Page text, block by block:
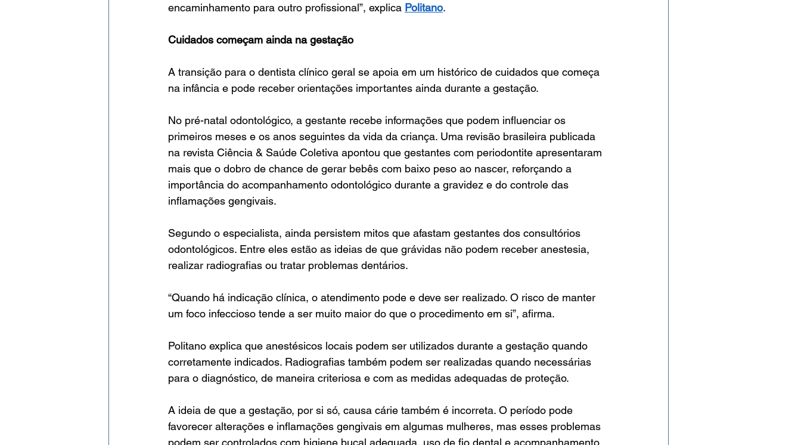
encaminhamento para outro profissional”, explica Politano.
Cuidados começam ainda na gestação
A transição para o dentista clínico geral se apoia em um histórico de cuidados que começa
na infância e pode receber orientações importantes ainda durante a gestação.
No pré-natal odontológico, a gestante recebe informações que podem influenciar os
primeiros meses e os anos seguintes da vida da criança. Uma revisão brasileira publicada
na revista Ciência & Saúde Coletiva apontou que gestantes com periodontite apresentaram
mais que o dobro de chance de gerar bebês com baixo peso ao nascer, reforçando a
importância do acompanhamento odontológico durante a gravidez e do controle das
inflamações gengivais.
Segundo o especialista, ainda persistem mitos que afastam gestantes dos consultórios
odontológicos. Entre eles estão as ideias de que grávidas não podem receber anestesia,
realizar radiografias ou tratar problemas dentários.
“Quando há indicação clínica, o atendimento pode e deve ser realizado. O risco de manter
um foco infeccioso tende a ser muito maior do que o procedimento em si”, afirma.
Politano explica que anestésicos locais podem ser utilizados durante a gestação quando
corretamente indicados. Radiografias também podem ser realizadas quando necessárias
para o diagnóstico, de maneira criteriosa e com as medidas adequadas de proteção.
A ideia de que a gestação, por si só, causa cárie também é incorreta. O período pode
favorecer alterações e inflamações gengivais em algumas mulheres, mas esses problemas
podem ser controlados com higiene bucal adequada, uso de fio dental e acompanhamento